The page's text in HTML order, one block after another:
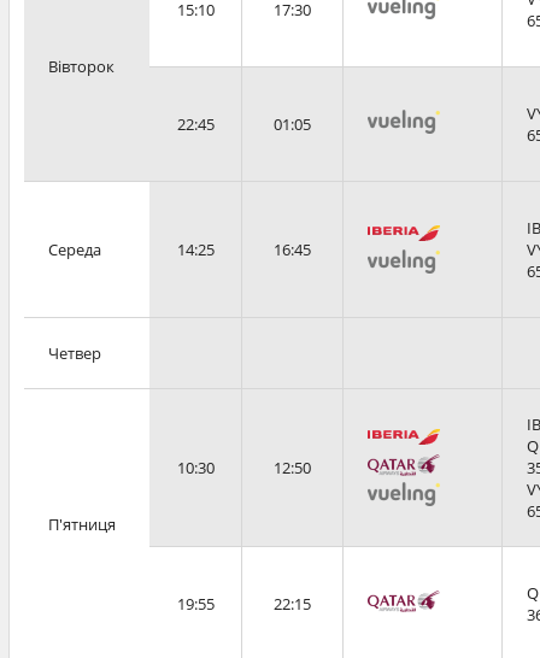
Вівторок
15:10 17:30
22:45 01:05
Середа 14:25 16:45
Четвер
П'ятниця
10:30 12:50
19:55 22:15